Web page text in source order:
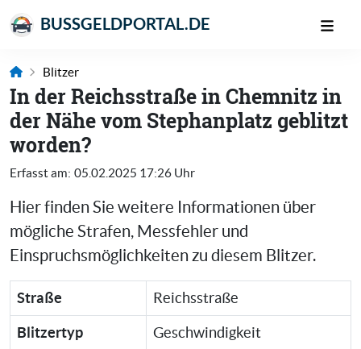
BUSSGELDPORTAL.DE
Blitzer
In der Reichsstraße in Chemnitz in
der Nähe vom Stephanplatz geblitzt
worden?
Erfasst am: 05.02.2025 17:26 Uhr
Hier finden Sie weitere Informationen über
mögliche Strafen, Messfehler und
Einspruchsmöglichkeiten zu diesem Blitzer.
Straße Reichsstraße
Blitzertyp Geschwindigkeit